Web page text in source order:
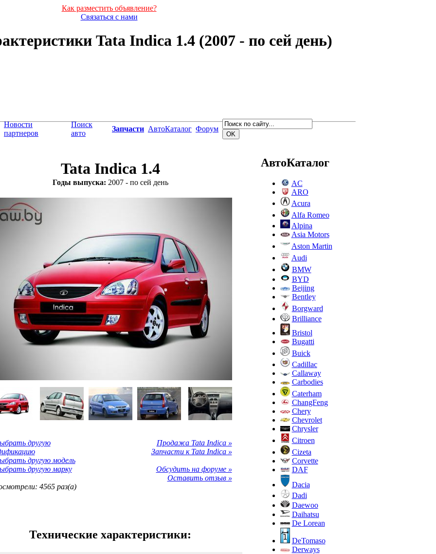
Как разместить объявление?
Связаться с нами
Tata Indica 1.4 (2007 - по сей день)
Новости
партнеров
Поиск
авто
Запчасти АвтоКаталог Форум
Tata Indica 1.4
Годы выпуска: 2007 - по сей день
другую
другую модель
другую марку
4565 раз(а)
Продажа Tata Indica »
Запчасти к Tata Indica »
Обсудить на форуме »
Оставить отзыв »
Технические характеристики:
АвтоКаталог
AC
ARO
Acura
Alfa Romeo
Alpina
Asia Motors
Aston Martin
Audi
BMW
BYD
Beijing
Bentley
Borgward
Brilliance
Bristol
Bugatti
Buick
Cadillac
Callaway
Carbodies
Caterham
ChangFeng
Chery
Chevrolet
Chrysler
Citroen
Cizeta
Corvette
DAF
Dacia
Dadi
Daewoo
Daihatsu
De Lorean
DeTomaso
Derways